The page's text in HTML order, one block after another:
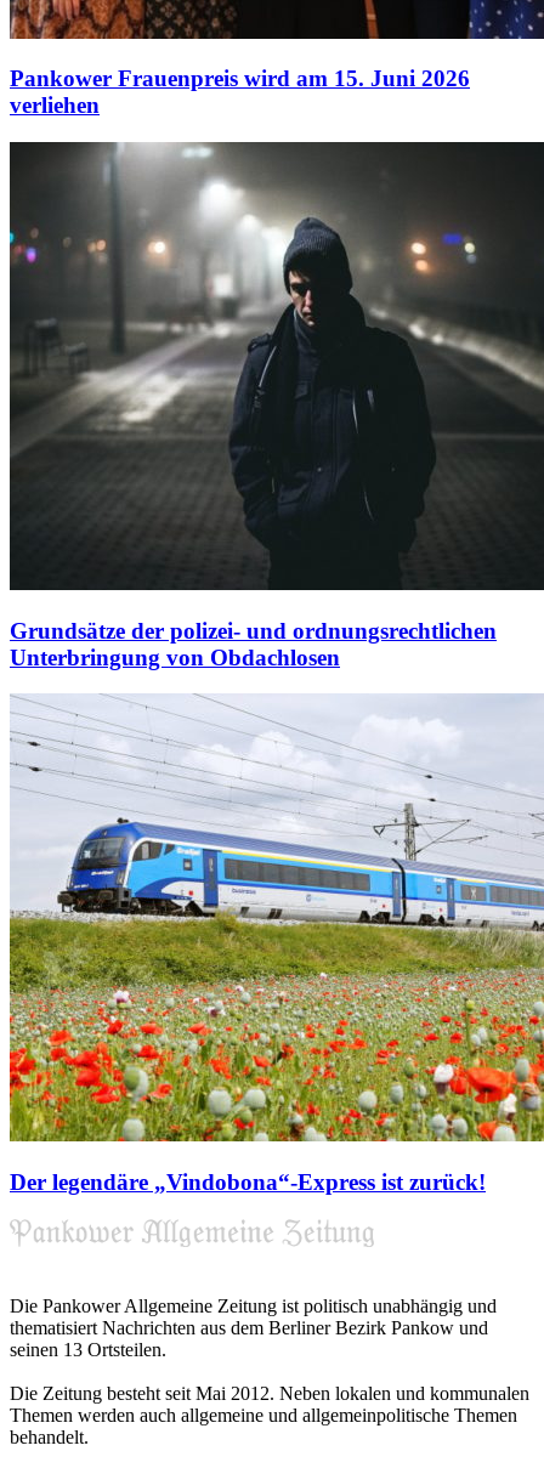
Pankower Frauenpreis wird am 15. Juni 2026
verliehen
Grundsätze der polizei- und ordnungsrechtlichen
Unterbringung von Obdachlosen
Der legendäre „Vindobona“-Express ist zurück!
Die Pankower Allgemeine Zeitung ist politisch unabhängig und
thematisiert Nachrichten aus dem Berliner Bezirk Pankow und
seinen 13 Ortsteilen.
Die Zeitung besteht seit Mai 2012. Neben lokalen und kommunalen
Themen werden auch allgemeine und allgemeinpolitische Themen
behandelt.